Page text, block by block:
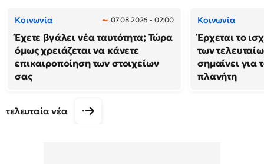
Κοινωνία 07.08.2026 - 02:00
Έχετε βγάλει νέα ταυτότητα; Τώρα
όμως χρειάζεται να κάνετε
επικαιροποίηση των στοιχείων
σας
Κοινωνία
Έρχεται το
των
σημαίνει για
πλανήτη
τελευταία νέα